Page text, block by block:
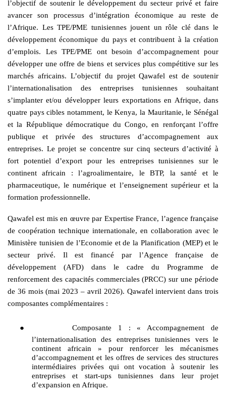
l’objectif de soutenir le développement du secteur privé et faire
avancer son processus d’intégration économique au reste de
l’Afrique. Les TPE/PME tunisiennes jouent un rôle clé dans le
développement économique du pays et contribuent à la création
d’emplois. Les TPE/PME ont besoin d’accompagnement pour
développer une offre de biens et services plus compétitive sur les
marchés africains. L’objectif du projet Qawafel est de soutenir
l’internationalisation des entreprises tunisiennes souhaitant
s’implanter et/ou développer leurs exportations en Afrique, dans
quatre pays cibles notamment, le Kenya, la Mauritanie, le Sénégal
et la République démocratique du Congo, en renforçant l’offre
publique et privée des structures d’accompagnement aux
entreprises. Le projet se concentre sur cinq secteurs d’activité à
fort potentiel d’export pour les entreprises tunisiennes sur le
continent africain : l’agroalimentaire, le BTP, la santé et le
pharmaceutique, le numérique et l’enseignement supérieur et la
formation professionnelle.
Qawafel est mis en œuvre par Expertise France, l’agence française
de coopération technique internationale, en collaboration avec le
Ministère tunisien de l’Economie et de la Planification (MEP) et le
secteur privé. Il est financé par l’Agence française de
développement (AFD) dans le cadre du Programme de
renforcement des capacités commerciales (PRCC) sur une période
de 36 mois (mai 2023 – avril 2026). Qawafel intervient dans trois
composantes complémentaires :
●
Composante 1 : « Accompagnement de
l’internationalisation des entreprises tunisiennes vers le
continent africain » pour renforcer les mécanismes
d’accompagnement et les offres de services des structures
intermédiaires privées qui ont vocation à soutenir les
entreprises et start-ups tunisiennes dans leur projet
d’expansion en Afrique.